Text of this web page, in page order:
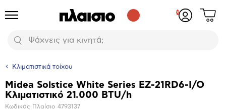
Προϊόντα
Αναζήτηση
Δες
Κλιματιστικά τοίχου
Βασικά
χαρακτηριστικά
Midea Solstice White Series EZ-21RD6-I/O
Κλιματιστικό 21.000 BTU/h
Κωδικός Πλαίσιο 4793137